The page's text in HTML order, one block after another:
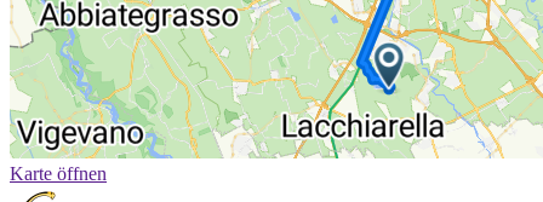
Karte öffnen